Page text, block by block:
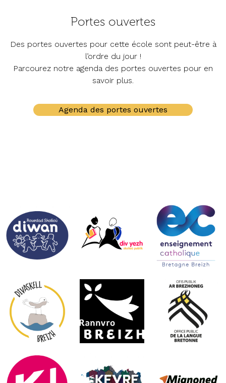
Portes ouvertes
Des portes ouvertes pour cette école sont peut-être à
l’ordre du jour !
Parcourez notre agenda des portes ouvertes pour en
savoir plus.
Agenda des portes ouvertes